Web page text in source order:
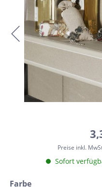
Preise inkl.
Sofort
Farbe